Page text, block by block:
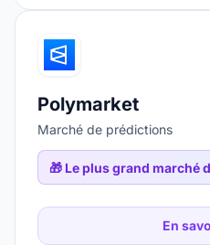
Polymarket
Marché de prédictions
🎁 Le plus grand marché
En